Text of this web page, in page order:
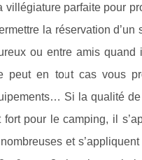
villégiature parfaite pour
la réservation
ou entre amis quand
peut en tout cas vous
Si la qualité
fort pour le camping, il
et